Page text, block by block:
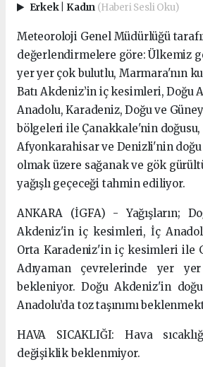
Erkek Kadın (Haberi Sesli Oku)
Meteoroloji Genel Müdürlüğü
değerlendirmelere göre: Ülkemiz
yer yer çok bulutlu, Marmara'nın
Batı Akdeniz’in iç kesimleri, Doğu
Anadolu, Karadeniz, Doğu ve
bölgeleri ile Çanakkale'nin doğusu,
Afyonkarahisar ve Denizli'nin
olmak üzere sağanak ve gök
yağışlı geçeceği tahmin ediliyor.
ANKARA (İGFA) - Yağışların;
Akdeniz'in iç kesimleri, İç
Orta Karadeniz'in iç kesimleri ile
Adıyaman çevrelerinde yer
bekleniyor. Doğu Akdeniz'in
Anadolu’da toz taşınımı
HAVA SICAKLIĞI: Hava
değişiklik beklenmiyor.